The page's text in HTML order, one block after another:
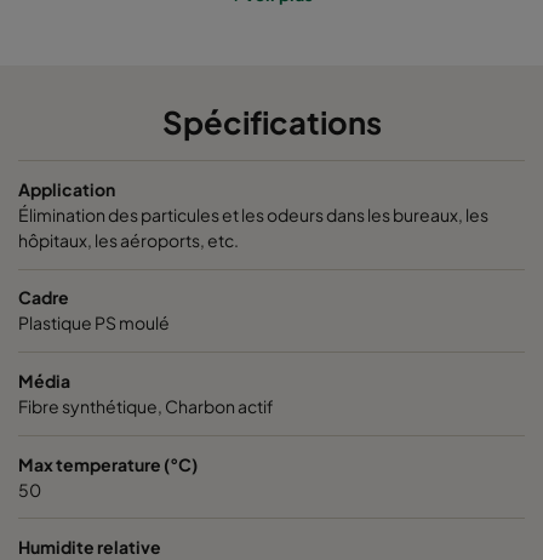
Spécifications
Application
Élimination des particules et les odeurs dans les bureaux, les
hôpitaux, les aéroports, etc.
Cadre
Plastique PS moulé
Média
Fibre synthétique, Charbon actif
Max temperature (°C)
50
Humidite relative